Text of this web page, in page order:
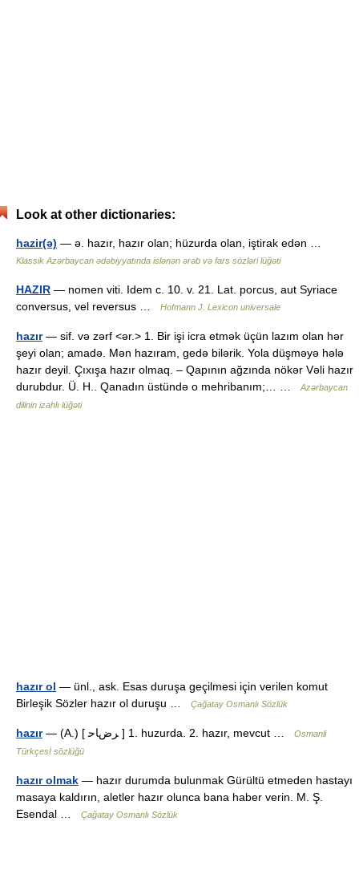
Look at other dictionaries:
hazir(ə) — ə. hazır, hazır olan; hüzurda olan, iştirak edən …
Klassik Azərbaycan ədəbiyyatında islənən ərəb və fars sözləri lüğəti
HAZIR — nomen viti. Idem c. 10. v. 21. Lat. porcus, aut Syriace
conversus, vel reversus …
Hofmann J. Lexicon universale
hazır— sif. və zərf <ər.> 1. Bir işi icra etmək üçün lazım olan hər
şeyi olan; amadə. Mən hazıram, gedə bilərik. Yola düşməyə hələ
hazır deyil. Çıxışa hazır olmaq. – Qapının ağzında nökər Vəli hazır
durubdur. Ü. H.. Qanadın üstündə o mehribanım;… …
Azərbaycan
dilinin izahlı lüğəti
hazır ol — ünl., ask. Esas duruşa geçilmesi için verilen komut
Birleşik Sözler hazır ol duruşu …
Çağatay Osmanlı Sözlük
hazır — (A.) [ ﺮﺽﺎﺣ ] 1. huzurda. 2. hazır, mevcut …
Osmanli
Türkçesİ sözlüğü
hazır olmak — hazır durumda bulunmak Gürültü etmeden hastayı
masaya kaldırın, aletler hazır olunca bana haber verin. M. Ş.
Esendal …
Çağatay Osmanlı Sözlük